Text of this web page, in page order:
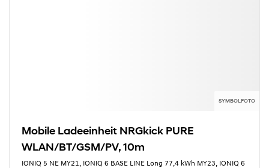
SYMBOLFOTO
Mobile Ladeeinheit NRGkick PURE
WLAN/BT/GSM/PV, 10m
IONIQ 5 NE MY21, IONIQ 6 BASE LINE Long 77,4 kWh MY23, IONIQ 6